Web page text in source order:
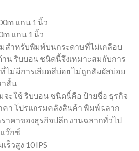
แกน 1 นิ้ว
แกน 1 นิ้ว
สำหรับพิมพ์บนกระดาษที่ไม่เคลือบ
น ริบบอน ชนิดนี้จึงเหมาะสมกับการ
ไม่มีการเสียดสีบ่อย ไม่ถูกสัมผัสบ่อย
าสั้น
ะใช้ ริบบอน ชนิดนี้คือ ป้ายชื่อ ธุรกิจ
คา โปรแกรมคลังสินค้า พิมพ์ฉลาก
าคาของธุรกิจปลีก งานฉลากทั่วไป
ว๊กซ์
ร็วสูง 10 IPS